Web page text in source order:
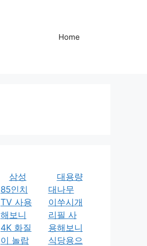
Home
삼성
85인치
TV 사용
해보니
4K 화질
이 놀랍
대용량
대나무
이쑤시개
리필 사
용해보니
식당용으